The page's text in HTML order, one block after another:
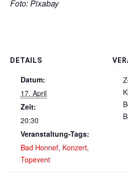
Foto: Pixabay
DETAILS
Datum:
17. April
Zeit:
20:30
Veranstaltung-Tags:
Bad Honnef, Konzert,
Topevent